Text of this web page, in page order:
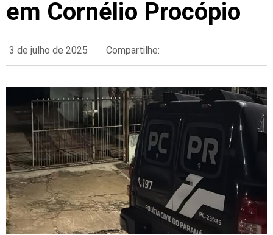
em Cornélio Procópio
3 de julho de 2025 Compartilhe: